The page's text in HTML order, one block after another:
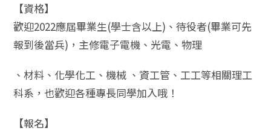
【資格】
歡迎2022應屆畢業生(學士含以上)、待役者(畢業可先
報到後當兵)，主修電子電機、光電、物理
、材料、化學化工、機械 、資工管、工工等相關理工
科系，也歡迎各種專長同學加入哦！
【報名】